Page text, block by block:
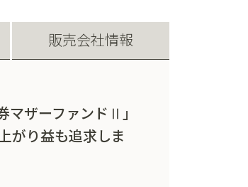
販売会社情報
マザーファンドⅡ」
がり益も追求しま